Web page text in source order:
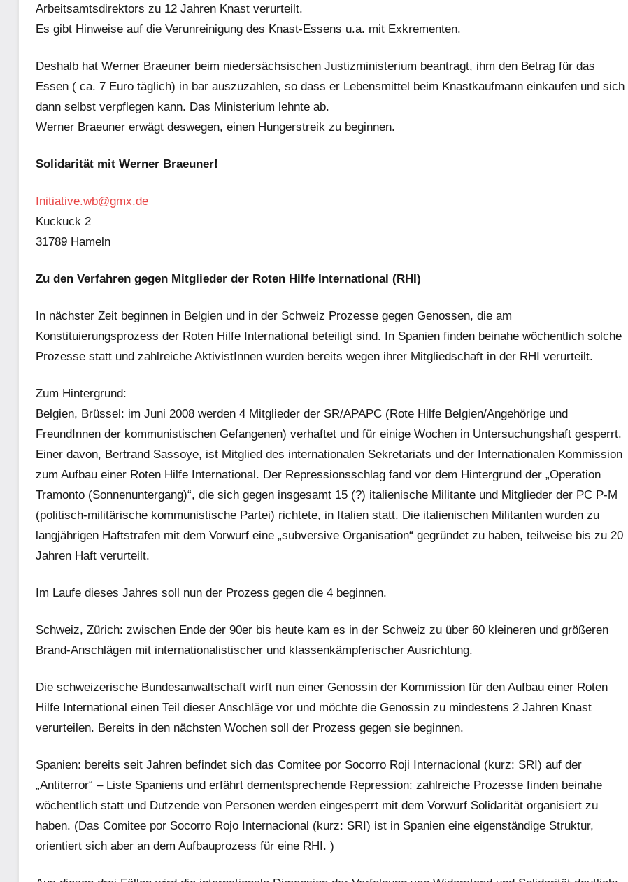
Arbeitsamtsdirektors zu 12 Jahren Knast verurteilt.
Es gibt Hinweise auf die Verunreinigung des Knast-Essens u.a. mit Exkrementen.
Deshalb hat Werner Braeuner beim niedersächsischen Justizministerium beantragt, ihm den Betrag für das
Essen ( ca. 7 Euro täglich) in bar auszuzahlen, so dass er Lebensmittel beim Knastkaufmann einkaufen und sich
dann selbst verpflegen kann. Das Ministerium lehnte ab.
Werner Braeuner erwägt deswegen, einen Hungerstreik zu beginnen.
Solidarität mit Werner Braeuner!
Initiative.wb@gmx.de
Kuckuck 2
31789 Hameln
Zu den Verfahren gegen Mitglieder der Roten Hilfe International (RHI)
In nächster Zeit beginnen in Belgien und in der Schweiz Prozesse gegen Genossen, die am
Konstituierungsprozess der Roten Hilfe International beteiligt sind. In Spanien finden beinahe wöchentlich solche
Prozesse statt und zahlreiche AktivistInnen wurden bereits wegen ihrer Mitgliedschaft in der RHI verurteilt.
Zum Hintergrund:
Belgien, Brüssel: im Juni 2008 werden 4 Mitglieder der SR/APAPC (Rote Hilfe Belgien/Angehörige und
FreundInnen der kommunistischen Gefangenen) verhaftet und für einige Wochen in Untersuchungshaft gesperrt.
Einer davon, Bertrand Sassoye, ist Mitglied des internationalen Sekretariats und der Internationalen Kommission
zum Aufbau einer Roten Hilfe International. Der Repressionsschlag fand vor dem Hintergrund der „Operation
Tramonto (Sonnenuntergang)“, die sich gegen insgesamt 15 (?) italienische Militante und Mitglieder der PC P-M
(politisch-militärische kommunistische Partei) richtete, in Italien statt. Die italienischen Militanten wurden zu
langjährigen Haftstrafen mit dem Vorwurf eine „subversive Organisation“ gegründet zu haben, teilweise bis zu 20
Jahren Haft verurteilt.
Im Laufe dieses Jahres soll nun der Prozess gegen die 4 beginnen.
Schweiz, Zürich: zwischen Ende der 90er bis heute kam es in der Schweiz zu über 60 kleineren und größeren
Brand-Anschlägen mit internationalistischer und klassenkämpferischer Ausrichtung.
Die schweizerische Bundesanwaltschaft wirft nun einer Genossin der Kommission für den Aufbau einer Roten
Hilfe International einen Teil dieser Anschläge vor und möchte die Genossin zu mindestens 2 Jahren Knast
verurteilen. Bereits in den nächsten Wochen soll der Prozess gegen sie beginnen.
Spanien: bereits seit Jahren befindet sich das Comitee por Socorro Roji Internacional (kurz: SRI) auf der
„Antiterror“ – Liste Spaniens und erfährt dementsprechende Repression: zahlreiche Prozesse finden beinahe
wöchentlich statt und Dutzende von Personen werden eingesperrt mit dem Vorwurf Solidarität organisiert zu
haben. (Das Comitee por Socorro Rojo Internacional (kurz: SRI) ist in Spanien eine eigenständige Struktur,
orientiert sich aber an dem Aufbauprozess für eine RHI. )